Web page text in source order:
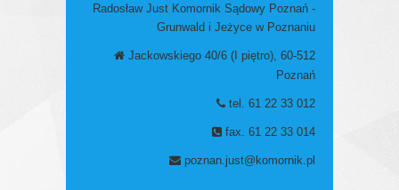
Radosław Just Komornik Sądowy Poznań -
Grunwald i Jeżyce w Poznaniu
Jackowskiego 40/6 (I piętro), 60-512
Poznań
tel. 61 22 33 012
fax. 61 22 33 014
poznan.just@komornik.pl